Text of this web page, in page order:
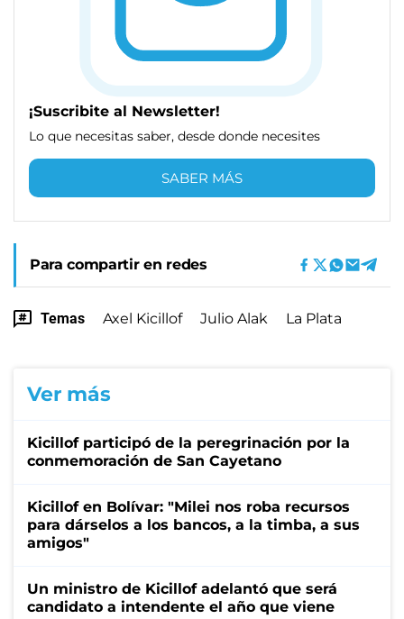
¡Suscribite al Newsletter!
Lo que necesitas saber, desde donde necesites
SABER MÁS
Para compartir en redes
Temas Axel Kicillof Julio Alak La Plata
Ver más
Kicillof participó de la peregrinación por la
conmemoración de San Cayetano
Kicillof en Bolívar: "Milei nos roba recursos
para dárselos a los bancos, a la timba, a sus
amigos"
Un ministro de Kicillof adelantó que será
candidato a intendente el año que viene